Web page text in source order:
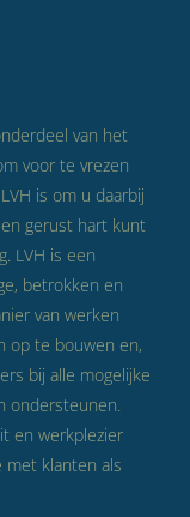
van het
voor te vrezen
is om u daarbij
gerust hart kunt
LVH is een
betrokken en
van werken
op te bouwen en,
bij alle mogelijke
ondersteunen.
en werkplezier
met klanten als